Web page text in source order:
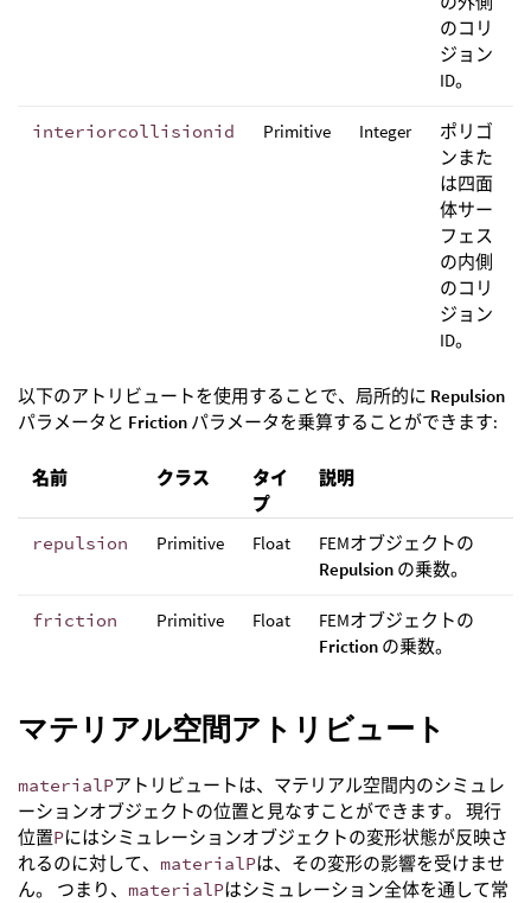
のコリ
ジョン
ID。
interiorcollisionid Primitive Integer
ポリゴ
ンまた
は四面
体サー
フェス
の内側
のコリ
ジョン
ID。
以下のアトリビュートを使用することで、局所的に Repulsion
パラメータと Friction パラメータを乗算することができます:
名前 クラス
タイ
プ
説明
repulsion Primitive Float
FEMオブジェクトの
Repulsion の乗数。
friction Primitive Float
FEMオブジェクトの
Friction の乗数。
マテリアル空間アトリビュート
materialPアトリビュートは、マテリアル空間内のシミュレ
ーションオブジェクトの位置と見なすことができます。 現行
位置Pにはシミュレーションオブジェクトの変形状態が反映さ
れるのに対して、 materialPは、その変形の影響を受けませ
ん。 つまり、 materialPはシミュレーション全体を通して常